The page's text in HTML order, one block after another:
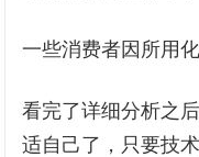
一些消费者因所用
看完了详细分析之
适自己了，只要技